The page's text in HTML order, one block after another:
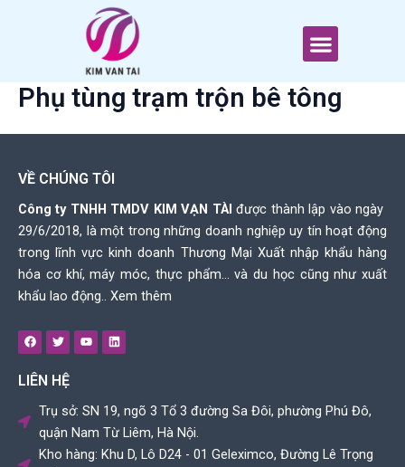
Menu
Phụ tùng trạm trộn bê tông
VỀ CHÚNG TÔI
Công ty TNHH TMDV KIM VẠN TÀI được thành lập vào ngày
29/6/2018, là một trong những doanh nghiệp uy tín hoạt động
trong lĩnh vực kinh doanh Thương Mại Xuất nhập khẩu hàng
hóa cơ khí, máy móc, thực phẩm… và du học cũng như xuất
khẩu lao động.. Xem thêm
F
a
c
e
b
k
T
w
i
t
r
Y
o
u
e
L
i
n
i
n
LIÊN HỆ
Trụ sở: SN 19, ngõ 3 Tổ 3 đường Sa Đôi, phường Phú Đô,
quận Nam Từ Liêm, Hà Nội.
Kho hàng: Khu D, Lô D24 - 01 Geleximco, Đường Lê Trọng